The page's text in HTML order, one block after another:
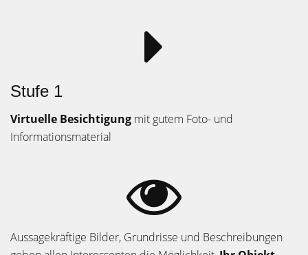
Stufe 1
Virtuelle Besichtigung mit gutem Foto- und
Informationsmaterial
Aussagekräftige Bilder, Grundrisse und Beschreibungen